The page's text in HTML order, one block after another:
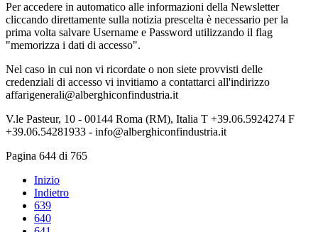
Per accedere in automatico alle informazioni della Newsletter
cliccando direttamente sulla notizia prescelta è necessario per la
prima volta salvare Username e Password utilizzando il flag
"memorizza i dati di accesso".
Nel caso in cui non vi ricordate o non siete provvisti delle
credenziali di accesso vi invitiamo a contattarci all'indirizzo
affarigenerali@alberghiconfindustria.it
V.le Pasteur, 10 - 00144 Roma (RM), Italia T +39.06.5924274 F
+39.06.54281933 - info@alberghiconfindustria.it
Pagina 644 di 765
Inizio
Indietro
639
640